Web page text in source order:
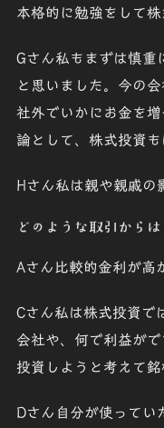
本格的に勉強をして株
Gさん私もまずは慎重
と思いました。今の
社外でいかにお金を
論として、株式投資も
Hさん私は親や親戚の
どのような取引から
Aさん 比較的金利が高
Cさん私は株式投資で
会社や、何で利益が
投資しようと考えて銘
Dさん 自分が使ってい